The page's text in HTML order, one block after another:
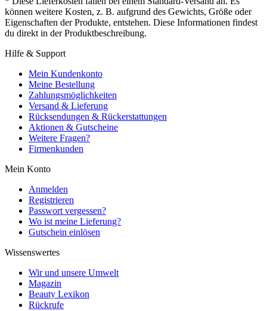
können weitere Kosten, z. B. aufgrund des Gewichts, Größe oder
Eigenschaften der Produkte, entstehen. Diese Informationen findest
du direkt in der Produktbeschreibung.
Hilfe & Support
Mein Kundenkonto
Meine Bestellung
Zahlungsmöglichkeiten
Versand & Lieferung
Rücksendungen & Rückerstattungen
Aktionen & Gutscheine
Weitere Fragen?
Firmenkunden
Mein Konto
Anmelden
Registrieren
Passwort vergessen?
Wo ist meine Lieferung?
Gutschein einlösen
Wissenswertes
Wir und unsere Umwelt
Magazin
Beauty Lexikon
Rückrufe